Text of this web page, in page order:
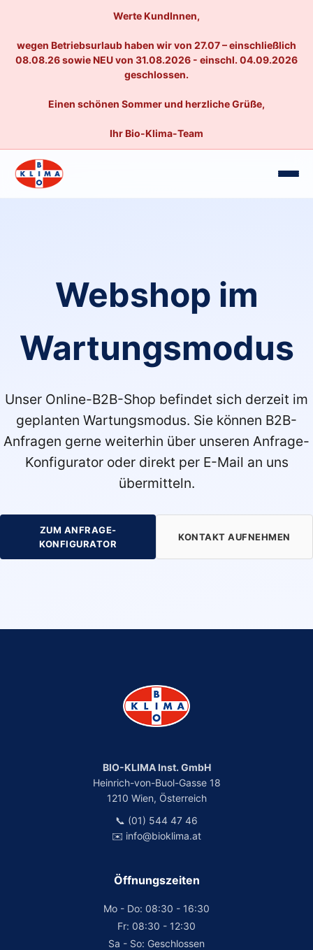
Werte KundInnen,
wegen Betriebsurlaub haben wir von 27.07 – einschließlich
08.08.26 sowie NEU von 31.08.2026 - einschl. 04.09.2026
geschlossen.
Einen schönen Sommer und herzliche Grüße,
Ihr Bio-Klima-Team
Webshop im
Wartungsmodus
Unser Online-B2B-Shop befindet sich derzeit im
geplanten Wartungsmodus. Sie können B2B-
Anfragen gerne weiterhin über unseren Anfrage-
Konfigurator oder direkt per E-Mail an uns
übermitteln.
ZUM ANFRAGE-
KONFIGURATOR
KONTAKT AUFNEHMEN
BIO-KLIMA Inst. GmbH
Heinrich-von-Buol-Gasse 18
1210 Wien, Österreich
📞 (01) 544 47 46
✉️ info@bioklima.at
Öffnungszeiten
Mo - Do: 08:30 - 16:30
Fr: 08:30 - 12:30
Sa - So: Geschlossen